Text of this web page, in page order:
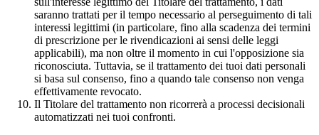
saranno trattati per il tempo necessario al perseguimento di tali
interessi legittimi (in particolare, fino alla scadenza dei termini
di prescrizione per le rivendicazioni ai sensi delle leggi
applicabili), ma non oltre il momento in cui l'opposizione sia
riconosciuta. Tuttavia, se il trattamento dei tuoi dati personali
si basa sul consenso, fino a quando tale consenso non venga
effettivamente revocato.
Il Titolare del trattamento non ricorrerà a processi decisionali
automatizzati nei tuoi confronti.